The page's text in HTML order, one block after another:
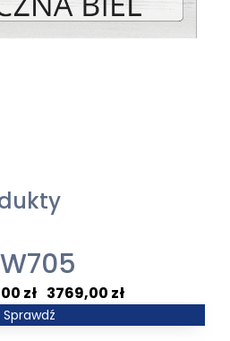
zł– 3769,00 zł
Sprawdź